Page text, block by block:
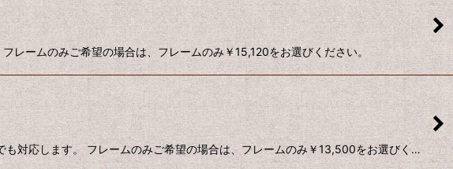
ムのみご希望の場合は、フレームのみ￥15,120をお選びください。
応します。 フレームのみご希望の場合は、フレームのみ￥13,500をお選びく…